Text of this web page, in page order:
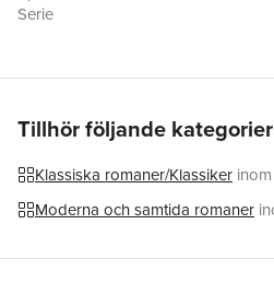
Serie
ISBN
Tillhör följande kategorier
Klassiska romaner/Klassiker inom
Moderna och samtida romaner